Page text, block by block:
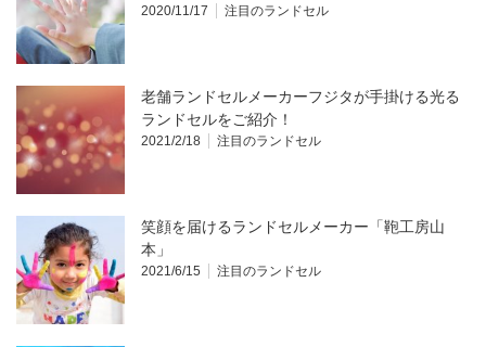
2020/11/17 注目のランドセル
老舗ランドセルメーカーフジタが手掛ける光る
ランドセルをご紹介！
2021/2/18 注目のランドセル
笑顔を届けるランドセルメーカー「鞄工房山
本」
2021/6/15 注目のランドセル